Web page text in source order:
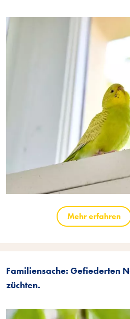
Mehr erfahren
Familiensache: Gefiederten
züchten.